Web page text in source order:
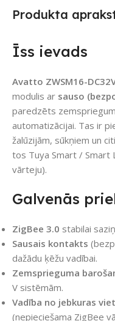
Produkta
Īss ievads
Avatto ZWSM16-
modulis ar sauso
paredzēts
automatizācijai. Tas ir
žalūzijām, sūkņiem un
tos Tuya Smart / Smart
vārteju).
Galvenās
ZigBee 3.0 stabilai
Sausais kontakts
dažādu ķēžu vadībai.
Zemsprieguma
V sistēmām.
Vadība no jebkuras
(nepieciešama ZigBee